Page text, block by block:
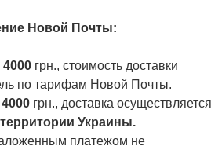
Новой Почты:
4000 грн., стоимость доставки
по тарифам Новой Почты.
4000 грн., доставка осуществляется
Украины.
платежом не